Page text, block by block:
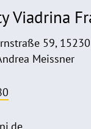
Viadrina
59,
Meissner